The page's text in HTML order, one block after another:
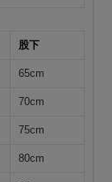
股下
65cm
70cm
75cm
80cm